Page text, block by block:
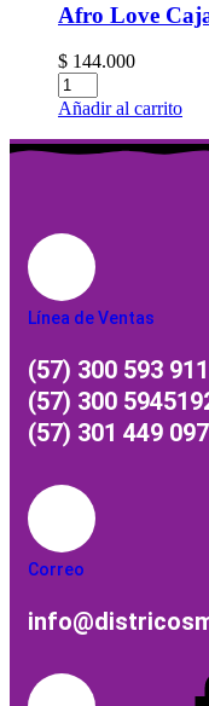
Afro Love
$ 144.000
Añadir al carrito
Línea de Ventas
(57) 300 593
(57) 300
(57) 301 449
Correo